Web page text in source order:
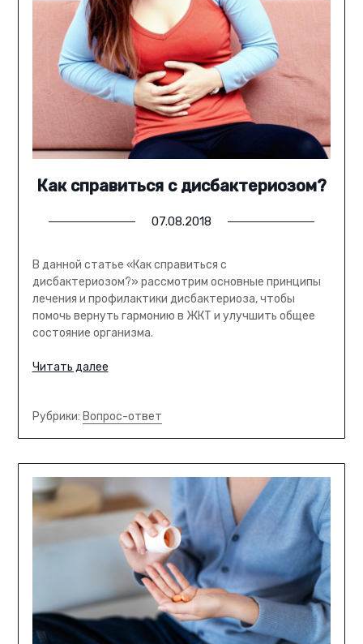
Как справиться с дисбактериозом?
07.08.2018
В данной статье «Как справиться с
дисбактериозом?» рассмотрим основные принципы
лечения и профилактики дисбактериоза, чтобы
помочь вернуть гармонию в ЖКТ и улучшить общее
состояние организма.
Читать далее
Рубрики: Вопрос-ответ